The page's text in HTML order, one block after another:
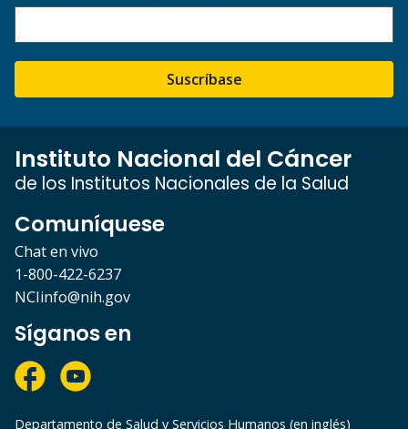
Suscríbase
Instituto Nacional del Cáncer
de los Institutos Nacionales de la Salud
Comuníquese
Chat en vivo
1-800-422-6237
NCIinfo@nih.gov
Síganos en
Departamento de Salud y Servicios Humanos (en inglés)